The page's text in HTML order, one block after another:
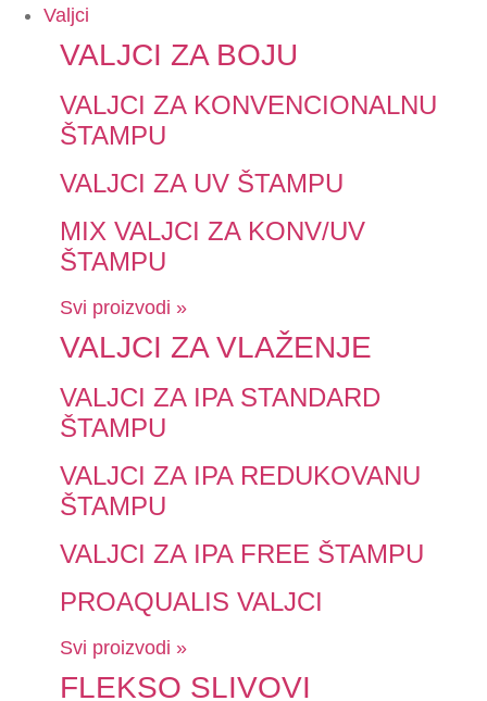
Valjci
VALJCI ZA BOJU
VALJCI ZA KONVENCIONALNU
ŠTAMPU
VALJCI ZA UV ŠTAMPU
MIX VALJCI ZA KONV/UV
ŠTAMPU
Svi proizvodi »
VALJCI ZA VLAŽENJE
VALJCI ZA IPA STANDARD
ŠTAMPU
VALJCI ZA IPA REDUKOVANU
ŠTAMPU
VALJCI ZA IPA FREE ŠTAMPU
PROAQUALIS VALJCI
Svi proizvodi »
FLEKSO SLIVOVI